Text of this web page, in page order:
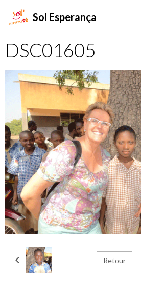
Sol Esperança
DSC01605
Retour